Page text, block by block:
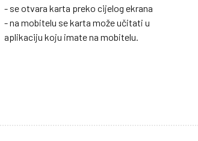
- se otvara karta preko cijelog ekrana
- na mobitelu se karta može učitati u
aplikaciju koju imate na mobitelu.